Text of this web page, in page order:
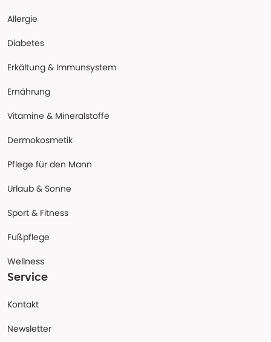
Allergie
Diabetes
Erkältung & Immunsystem
Ernährung
Vitamine & Mineralstoffe
Dermokosmetik
Pflege für den Mann
Urlaub & Sonne
Sport & Fitness
Fußpflege
Wellness
Service
Kontakt
Newsletter